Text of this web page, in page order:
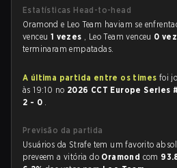
Estatísticas Head-to-head
Oramond e Leo Team haviam se
venceu 1 vezes , Leo Team venceu 0
terminaram empatadas.
A última partida entre os times foi
às 19:10 no 2026 CCT Europe Series
2 - 0 .
Previsão da partida
Usuários da Strafe tem um favorito
preveem a vitória do Oramond com